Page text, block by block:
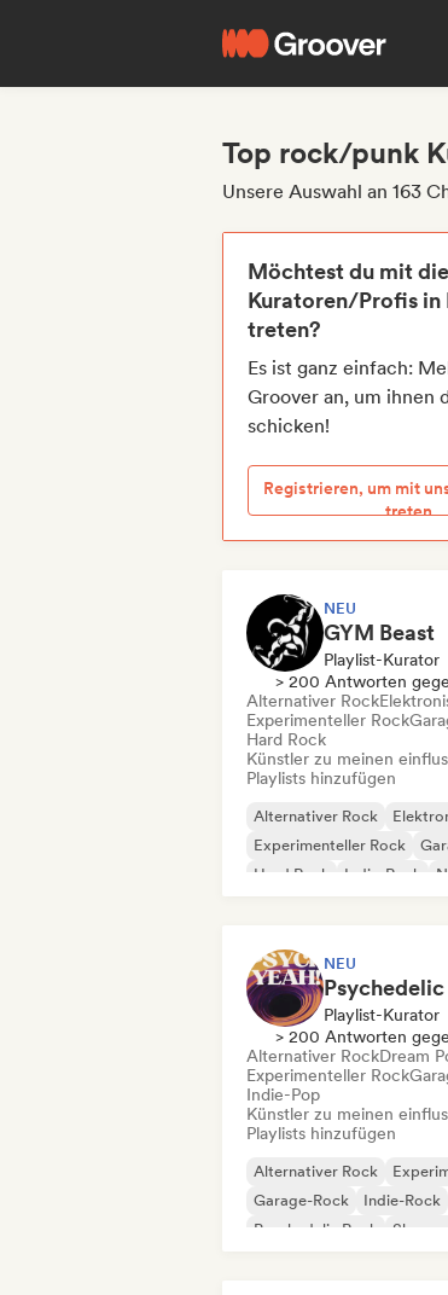
Top rock/punk
Unsere Auswahl an 163
Möchtest du mit
Kuratoren/Profis in
treten?
Es ist ganz einfach:
Groover an, um ihnen
schicken!
Registrieren, um mit
treten
NEU
GYM Beast
Playlist-Kurator
> 200 Antworten
Alternativer Rock
Experimenteller Rock
Hard Rock
Künstler zu meinen
Playlists hinzufügen
Alternativer Rock
Experimenteller Rock
Hard Rock
Indie-Rock
NEU
Playlist-Kurator
> 200 Antworten
Alternativer RockDream
Experimenteller Rock
Indie-Pop
Künstler zu meinen
Playlists hinzufügen
Alternativer Rock
Garage-Rock
Indie-Rock
Psychedelic Rock